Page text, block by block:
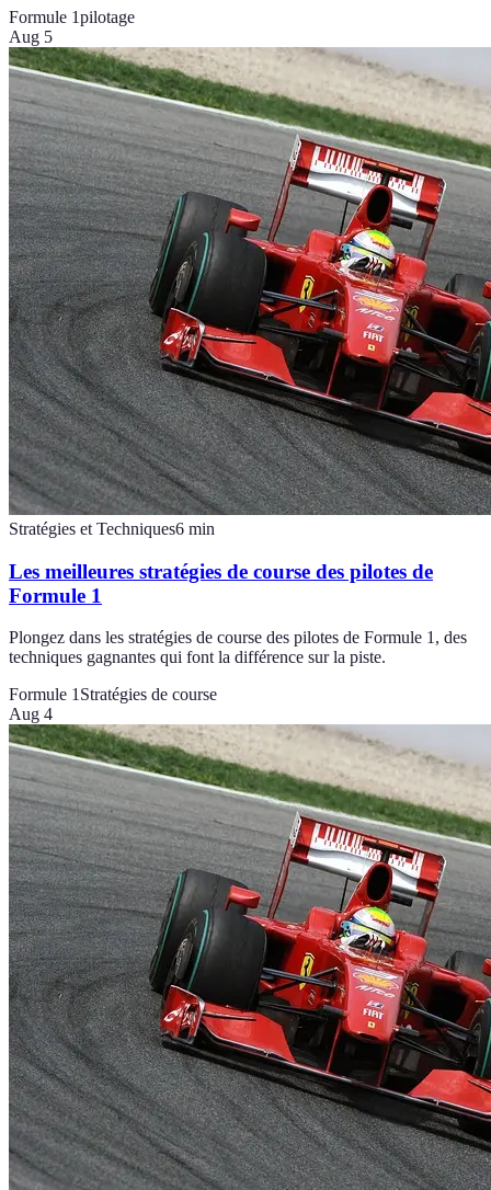
Formule 1pilotage
Aug 5
Stratégies et Techniques6 min
Les meilleures stratégies de course des pilotes de
Formule 1
Plongez dans les stratégies de course des pilotes de Formule 1, des
techniques gagnantes qui font la différence sur la piste.
Formule 1Stratégies de course
Aug 4